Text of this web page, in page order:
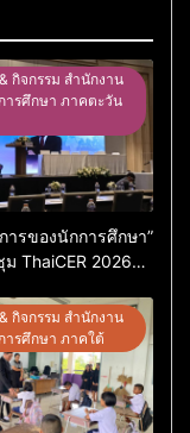
กิจกรรม สำนักงาน
ารศึกษา ภาคตะวัน
ารของนักการศึกษา”
ThaiCER 2026
on Education
(ThaiCER) 2026
กิจกรรม สำนักงาน
ารศึกษา ภาคใต้